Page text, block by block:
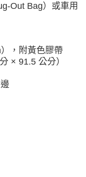
Out Bag）或車用
，附黃色膠帶
× 91.5 公分）